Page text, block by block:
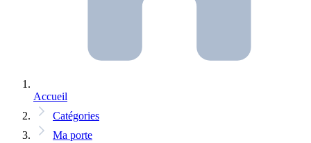
Accueil
Catégories
Ma porte